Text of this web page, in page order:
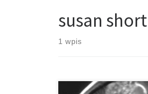
susan short
1 wpis